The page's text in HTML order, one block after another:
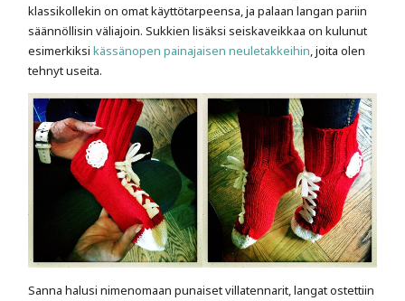
klassikollekin on omat käyttötarpeensa, ja palaan langan pariin
säännöllisin väliajoin. Sukkien lisäksi seiskaveikkaa on kulunut
esimerkiksikässänopen painajaisen neuletakkeihin, joita olen
tehnyt useita.
Sanna halusi nimenomaan punaiset villatennarit, langat ostettiin